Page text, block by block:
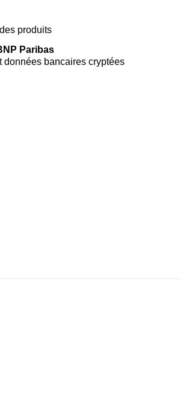
produits
Paribas
données bancaires cryptées